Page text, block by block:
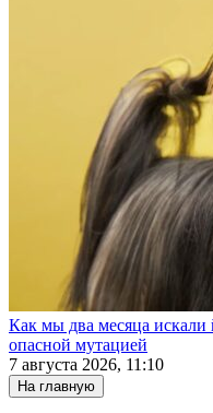
Как мы два месяца искали
опасной мутацией
7 августа 2026, 11:10
На главную